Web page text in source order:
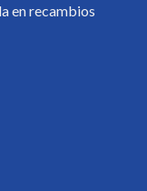
en recambios